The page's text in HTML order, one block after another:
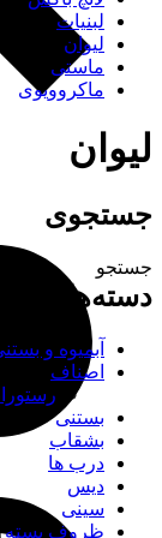
لبنیات
لیوان
ماستی
ماکروویوی
لیوان
جستجوی
جستجو
دسته‌های
آبمیوه و
اصناف
بستنی
بشقاب
درب ها
دیس
سینی
ظروف بسته